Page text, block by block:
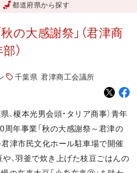
都道府県から探す
の大感謝祭」（君津商
）
千葉県 君津商工会議所
、榎本光男会頭・タリア商事）青年
周年事業「秋の大感謝祭～君津の
君津市民文化ホール駐車場で開催
、羽釜で炊き上げた枝豆ごはんの